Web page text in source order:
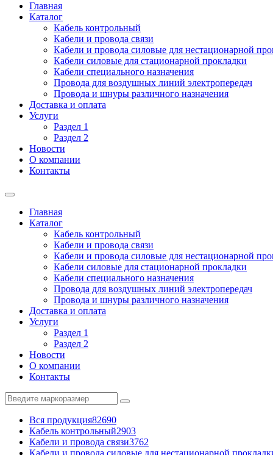
Главная
Каталог
Кабель контрольный
Кабели и провода связи
Кабели и провода силовые для нестационарной
Кабели силовые для стационарной прокладки
Кабели специального назначения
Провода для воздушных линий электропередач
Провода и шнуры различного назначения
Доставка и оплата
Услуги
Раздел 1
Раздел 2
Новости
О компании
Контакты
Главная
Каталог
Кабель контрольный
Кабели и провода связи
Кабели и провода силовые для нестационарной
Кабели силовые для стационарной прокладки
Кабели специального назначения
Провода для воздушных линий электропередач
Провода и шнуры различного назначения
Доставка и оплата
Услуги
Раздел 1
Раздел 2
Новости
О компании
Контакты
Вся продукция82690
Кабель контрольный2903
Кабели и провода связи3762
Кабели и провода силовые для нестационарной